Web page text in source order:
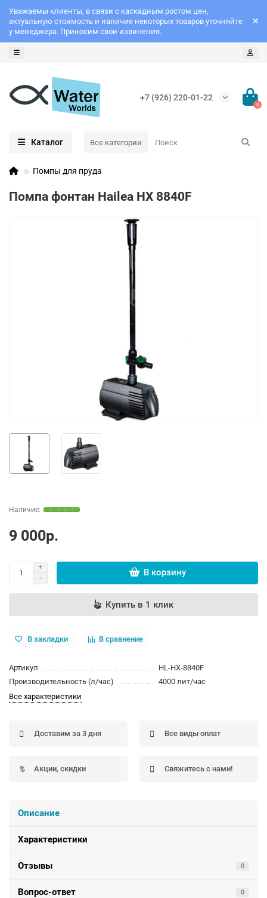
Уважаемы клиенты, в связи с каскадным ростом цен,
актуальную стоимость и наличие некоторых товаров уточняйте
у менеджера. Приносим свои извинения.
+7 (926) 220-01-22
0
Каталог Все категории
Помпы для пруда
Помпа фонтан Hailea HX 8840F
9 000р.
В корзину
Купить в 1 клик
В закладки В сравнение
Артикул
HL-HX-8840F
Производительность (л/час)
4000 лит/час
Все характеристики
Доставим за 3 дня Все виды оплат
Акции, скидки Свяжитесь с нами!
Описание
Характеристики
Отзывы 0
Вопрос-ответ 0